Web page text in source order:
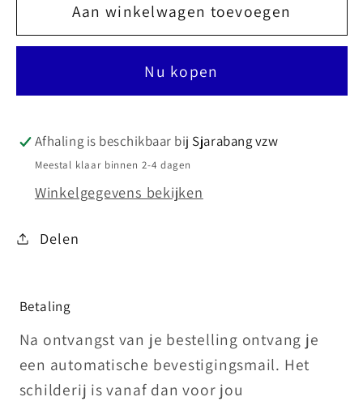
Aan winkelwagen toevoegen
Nu kopen
Afhaling is beschikbaar bij Sjarabang vzw
Meestal klaar binnen 2-4 dagen
Winkelgegevens bekijken
Delen
Betaling
Na ontvangst van je bestelling ontvang je
een automatische bevestigingsmail. Het
schilderij is vanaf dan voor jou